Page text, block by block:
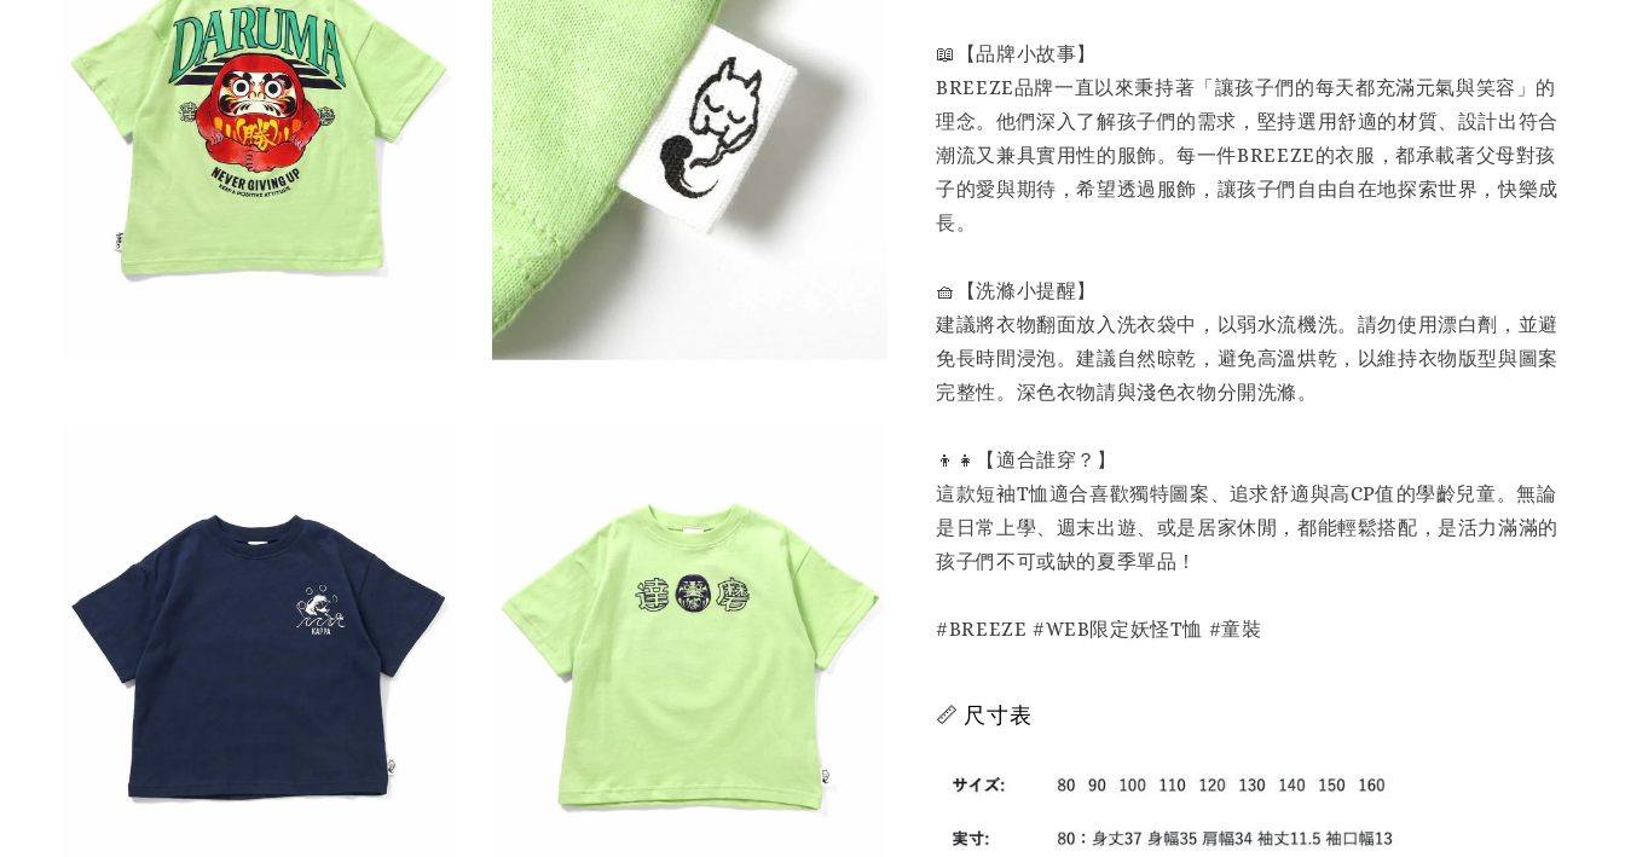
📖【品牌小故事】
BREEZE品牌一直以來秉持著「讓孩子們的每天都充滿元氣與笑容」的
理念。他們深入了解孩子們的需求，堅持選用舒適的材質、設計出符合
潮流又兼具實用性的服飾。每一件BREEZE的衣服，都承載著父母對孩
子的愛與期待，希望透過服飾，讓孩子們自由自在地探索世界，快樂成
長。
🧺【洗滌小提醒】
建議將衣物翻面放入洗衣袋中，以弱水流機洗。請勿使用漂白劑，並避
免長時間浸泡。建議自然晾乾，避免高溫烘乾，以維持衣物版型與圖案
完整性。深色衣物請與淺色衣物分開洗滌。
👦👧【適合誰穿？】
這款短袖T恤適合喜歡獨特圖案、追求舒適與高CP值的學齡兒童。無論
是日常上學、週末出遊、或是居家休閒，都能輕鬆搭配，是活力滿滿的
孩子們不可或缺的夏季單品！
#BREEZE #WEB限定妖怪T恤 #童裝
📏 尺寸表